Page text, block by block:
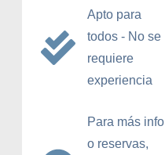
Apto para
todos - No se
requiere
experiencia
Para más info
o reservas,